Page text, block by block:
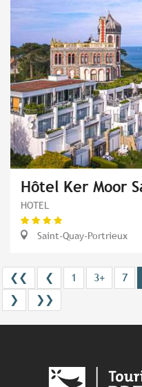
Hôtel Ker Moor
HOTEL
Saint-Quay-Portrieux
❮❮ ❮ 1 3+ 7
❯
❯❯